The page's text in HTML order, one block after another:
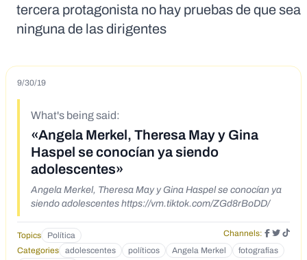
tercera protagonista no hay pruebas de que sea
ninguna de las dirigentes
9/30/19
What's being said:
«Angela Merkel, Theresa May y Gina
Haspel se conocían ya siendo
adolescentes»
Angela Merkel, Theresa May y Gina Haspel se conocían ya
siendo adolescentes https://vm.tiktok.com/ZGd8rBoDD/
Topics Política
Channels:
Categories
adolescentes políticos Angela Merkel
fotografías